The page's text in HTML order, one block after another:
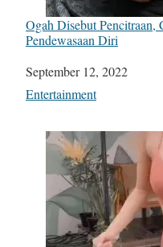
Ogah Disebut
Pendewasaan Diri
Date
September 12, 2022
In relation to
Entertainment